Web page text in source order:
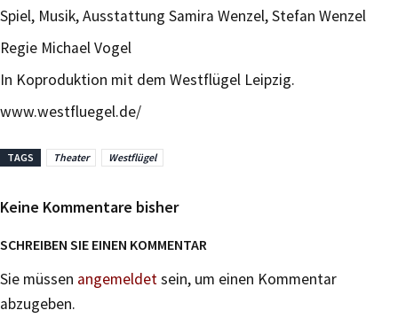
Spiel, Musik, Ausstattung Samira Wenzel, Stefan Wenzel
Regie Michael Vogel
In Koproduktion mit dem Westflügel Leipzig.
www.westfluegel.de/
TAGS Theater Westflügel
Keine Kommentare bisher
SCHREIBEN SIE EINEN KOMMENTAR
Sie müssen angemeldetsein, um einen Kommentar
abzugeben.